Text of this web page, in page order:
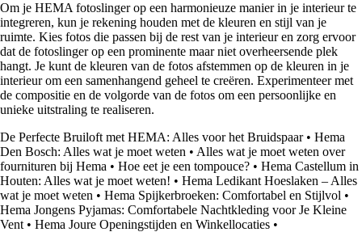
Om je HEMA fotoslinger op een harmonieuze manier in je interieur te
integreren, kun je rekening houden met de kleuren en stijl van je
ruimte. Kies fotos die passen bij de rest van je interieur en zorg ervoor
dat de fotoslinger op een prominente maar niet overheersende plek
hangt. Je kunt de kleuren van de fotos afstemmen op de kleuren in je
interieur om een samenhangend geheel te creëren. Experimenteer met
de compositie en de volgorde van de fotos om een persoonlijke en
unieke uitstraling te realiseren.
De Perfecte Bruiloft met HEMA: Alles voor het Bruidspaar• Hema
Den Bosch: Alles wat je moet weten • Alles wat je moet weten over
fournituren bij Hema • Hoe eet je een tompouce? • Hema Castellum in
Houten: Alles wat je moet weten! • Hema Ledikant Hoeslaken – Alles
wat je moet weten • Hema Spijkerbroeken: Comfortabel en Stijlvol •
Hema Jongens Pyjamas: Comfortabele Nachtkleding voor Je Kleine
Vent• Hema Joure Openingstijden en Winkellocaties •